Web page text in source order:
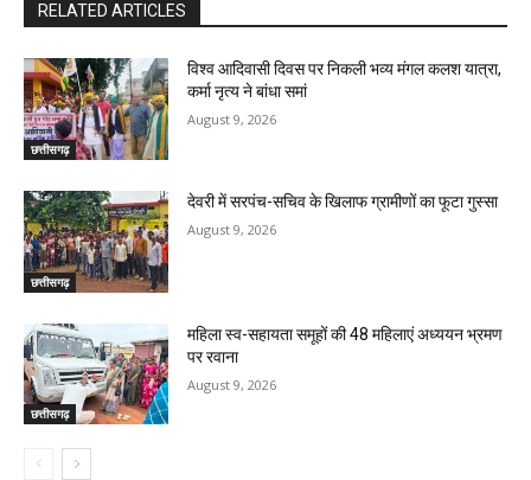
RELATED ARTICLES
छत्तीसगढ़
विश्व आदिवासी दिवस पर निकली भव्य मंगल कलश यात्रा,
कर्मा नृत्य ने बांधा समां
August 9, 2026
छत्तीसगढ़
देवरी में सरपंच-सचिव के खिलाफ ग्रामीणों का फूटा गुस्सा
August 9, 2026
छत्तीसगढ़
महिला स्व-सहायता समूहों की 48 महिलाएं अध्ययन भ्रमण
पर रवाना
August 9, 2026